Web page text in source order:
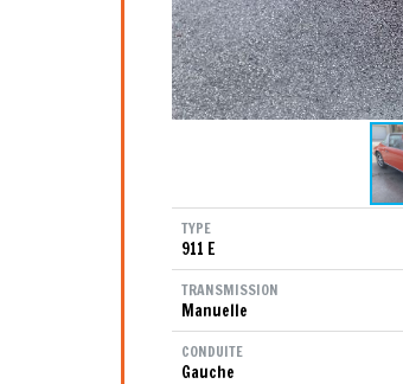
TYPE
911 E
TRANSMISSION
Manuelle
CONDUITE
Gauche